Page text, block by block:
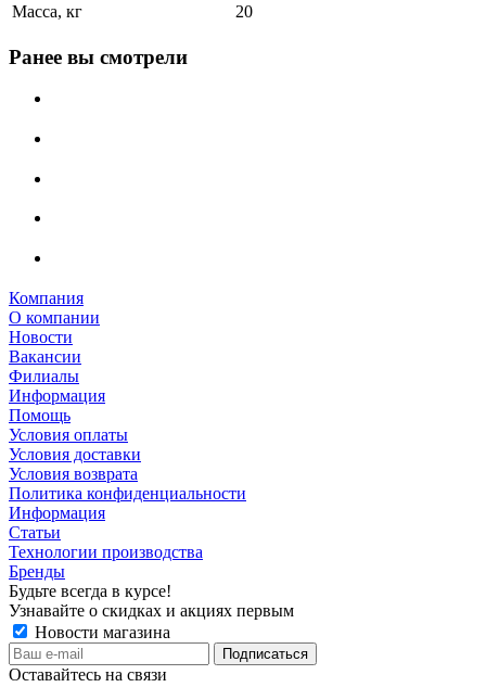
Масса, кг
20
Ранее вы смотрели
Компания
О компании
Новости
Вакансии
Филиалы
Информация
Помощь
Условия оплаты
Условия доставки
Условия возврата
Политика конфиденциальности
Информация
Статьи
Технологии производства
Бренды
Будьте всегда в курсе!
Узнавайте о скидках и акциях первым
Новости магазина
Оставайтесь на связи